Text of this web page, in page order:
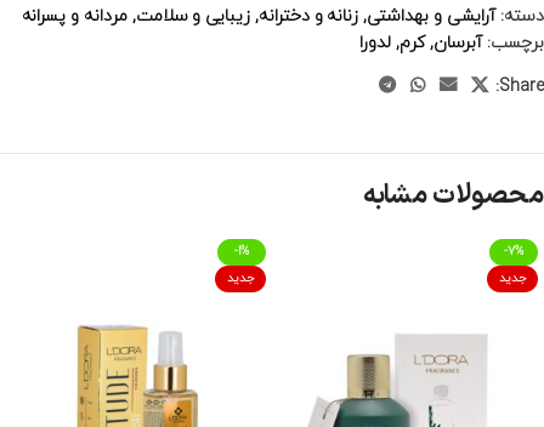
دسته: آرایشی و بهداشتی, زنانه و دخترانه, زیبایی و سلامت, مردانه و پسرانه
برچسب: آبرسان, کرم, لدورا
Share:
محصولات مشابه
-7%
جدید
-1%
جدید